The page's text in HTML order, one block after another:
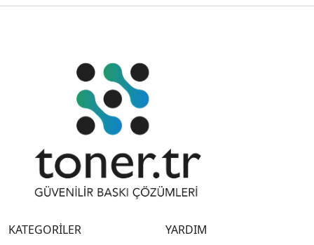
KATEGORİLER YARDIM